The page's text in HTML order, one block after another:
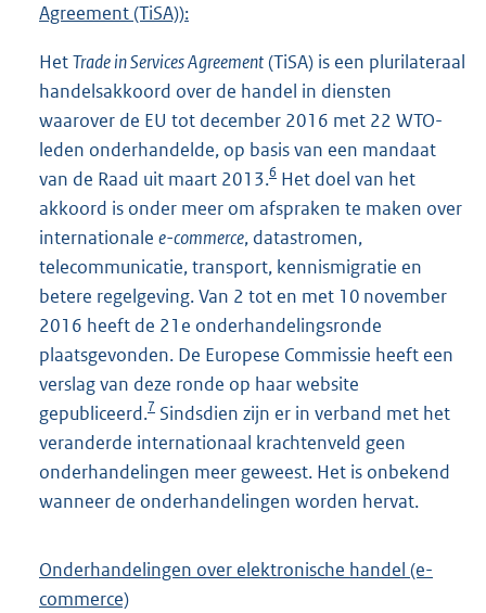
Agreement (TiSA)):
HetTrade in Services Agreement(TiSA) is een plurilateraal
handelsakkoord over de handel in diensten
waarover de EU tot december 2016 met 22 WTO-
leden onderhandelde, op basis van een mandaat
van de Raad uit maart 2013.6 Het doel van het
akkoord is onder meer om afspraken te maken over
internationale e-commerce, datastromen,
telecommunicatie, transport, kennismigratie en
betere regelgeving. Van 2 tot en met 10 november
2016 heeft de 21e onderhandelingsronde
plaatsgevonden. De Europese Commissie heeft een
verslag van deze ronde op haar website
gepubliceerd.7 Sindsdien zijn er in verband met het
veranderde internationaal krachtenveld geen
onderhandelingen meer geweest. Het is onbekend
wanneer de onderhandelingen worden hervat.
Onderhandelingen over elektronische handel (e-
commerce)